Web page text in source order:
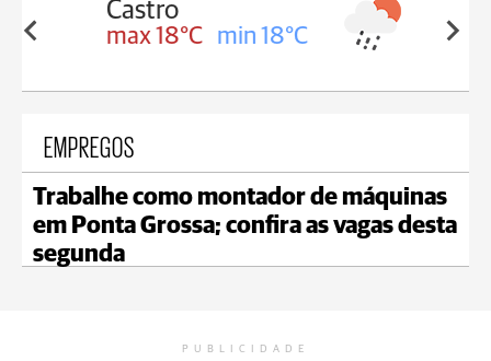
18°C max 18°C min 17°C
EMPREGOS
Trabalhe como montador de máquinas
em Ponta Grossa; confira as vagas desta
segunda
PUBLICIDADE